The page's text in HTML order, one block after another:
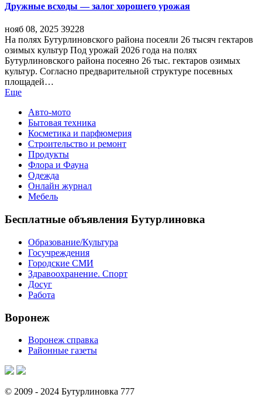
Дружные всходы — залог хорошего урожая
нояб 08, 2025 39228
На полях Бутурлиновского района посеяли 26 тысяч гектаров
озимых культур Под урожай 2026 года на полях
Бутурлиновского района посеяно 26 тыс. гектаров озимых
культур. Согласно предварительной структуре посевных
площадей…
Еще
Авто-мото
Бытовая техника
Косметика и парфюмерия
Строительство и ремонт
Продукты
Флора и Фауна
Одежда
Онлайн журнал
Мебель
Бесплатные объявления Бутурлиновка
Образование/Культура
Госучреждения
Городские СМИ
Здравоохранение. Спорт
Досуг
Работа
Воронеж
Воронеж справка
Районные газеты
© 2009 - 2024 Бутурлиновка 777